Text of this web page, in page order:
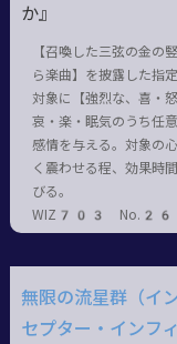
か』
【召喚した三弦の金の
ら楽曲】を披露した指
対象に【強烈な、喜・怒
哀・楽・眠気のうち任意
感情を与える。対象の
く震わせる程、効果時
びる。
WIZ703
無限の流星群（イ
セプター・インフ